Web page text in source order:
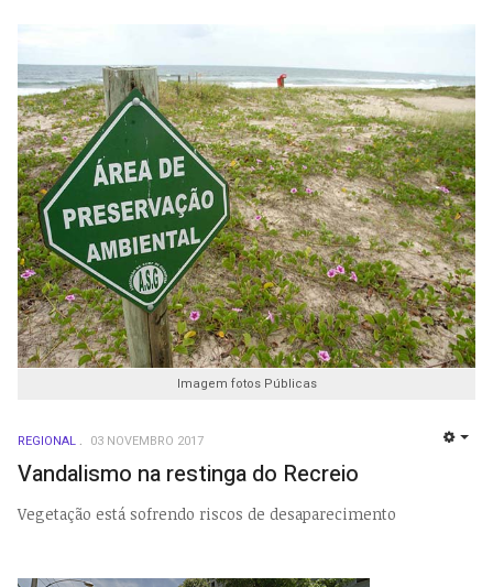
Imagem fotos Públicas
REGIONAL 03 NOVEMBRO 2017
Vandalismo na restinga do Recreio
Vegetação está sofrendo riscos de desaparecimento